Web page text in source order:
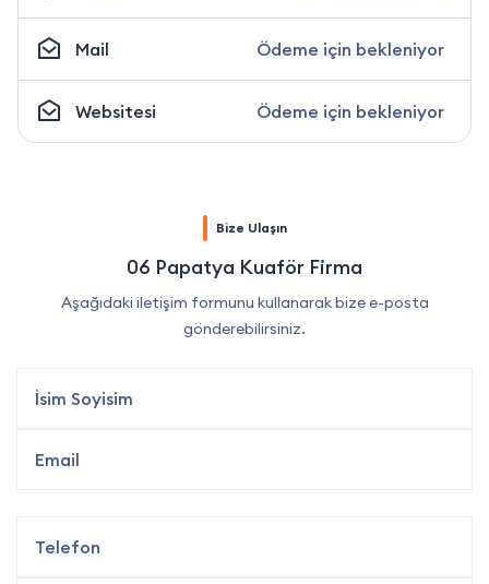
Mail Ödeme için bekleniyor
Websitesi Ödeme için bekleniyor
Bize Ulaşın
06 Papatya Kuaför Firma
Aşağıdaki iletişim formunu kullanarak bize e-posta
gönderebilirsiniz.